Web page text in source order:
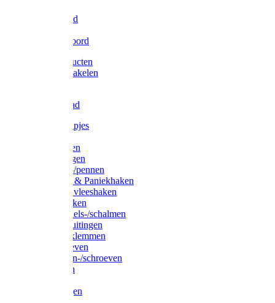
Metselkoord
Elastisch koord
Afdekproducten
Heffen en takelen
Waslijndraad
Simplexknipjes
Sleutelringen
Gelaste ringen
Borgveren-/pennen
Musketons & Paniekhaken
S-haken & vleeshaken
Karabijnhaken
Noodschakels-/schalmen
Harp-/D-sluitingen
Staaldraadklemmen
Spanschroeven
Ringmoeren-/schroeven
Puntkousen
Aanlegringen